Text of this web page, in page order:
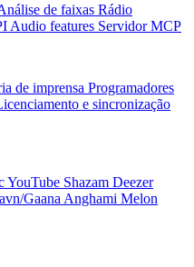
de faixas Rádio
Audio features Servidor MCP
de imprensa Programadores
e sincronização
YouTube Shazam Deezer
Gaana Anghami Melon